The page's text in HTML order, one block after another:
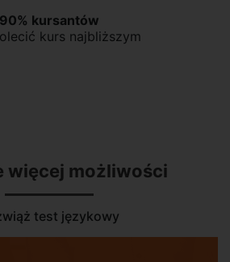
90% kursantów
kurs najbliższym
więcej możliwości
test językowy